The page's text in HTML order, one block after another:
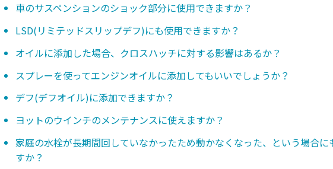
車のサスペンションのショック部分に使用できますか？
LSD(リミテッドスリップデフ)にも使用できますか？
オイルに添加した場合、クロスハッチに対する影響はあるか？
スプレーを使ってエンジンオイルに添加してもいいでしょうか？
デフ(デフオイル)に添加できますか？
ヨットのウインチのメンテナンスに使えますか？
家庭の水栓が長期間回していなかったため動かなくなった、という場合に
すか？